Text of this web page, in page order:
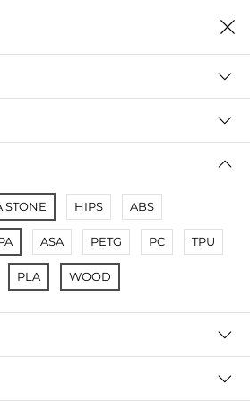
0
STONE HIPS ABS
ASA PETG PC TPU
PLA WOOD